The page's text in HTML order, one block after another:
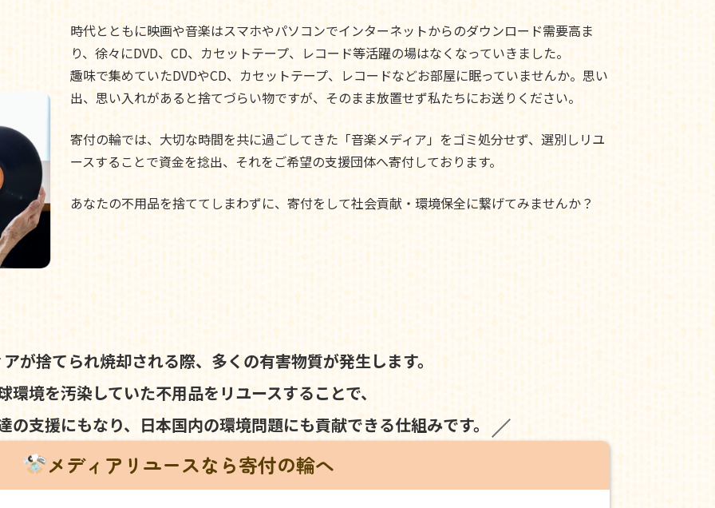
時代とともに映画や音楽はスマホやパソコンでインターネットからのダウンロード需要高ま
り、徐々にDVD、CD、カセットテープ、レコード等活躍の場はなくなっていきました。
趣味で集めていたDVDやCD、カセットテープ、レコードなどお部屋に眠っていませんか。思い
出、思い入れがあると捨てづらい物ですが、そのまま放置せず私たちにお送りください。
寄付の輪では、大切な時間を共に過ごしてきた「音楽メディア」をゴミ処分せず、選別しリユ
ースすることで資金を捻出、それをご希望の支援団体へ寄付しております。
あなたの不用品を捨ててしまわずに、寄付をして社会貢献・環境保全に繋げてみませんか？
が捨てられ焼却される際、 多くの有害物質が発生します。
環境を汚染していた不用品を リユースすることで、
支援にもなり、 日本国内の環境問題にも貢献できる仕組みです。
メディアリユースなら寄付の輪へ